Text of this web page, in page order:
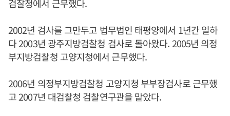
검찰청에서 근무했다.
2002년 검사를 그만두고 법무법인 태평양에서 1년간 일하
다 2003년 광주지방검찰청 검사로 돌아왔다. 2005년 의정
부지방검찰청 고양지청에서 근무했다.
2006년 의정부지방검찰청 고양지청 부부장검사로 근무했
고 2007년 대검찰청 검찰연구관을 맡았다.